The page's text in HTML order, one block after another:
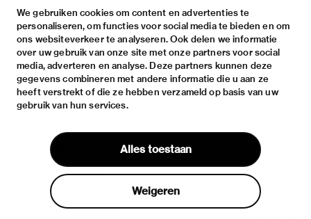
We gebruiken cookies om content en advertenties te
personaliseren, om functies voor social media te bieden en om
ons websiteverkeer te analyseren. Ook delen we informatie
over uw gebruik van onze site met onze partners voor social
media, adverteren en analyse. Deze partners kunnen deze
gegevens combineren met andere informatie die u aan ze
heeft verstrekt of die ze hebben verzameld op basis van uw
gebruik van hun services.
Alles toestaan
Weigeren
praktische informatie
over
het museum
de collectie
fondsen & partners
huisregels
privacy & cookies
disclaimer & colofon
digitoegankelijkheid